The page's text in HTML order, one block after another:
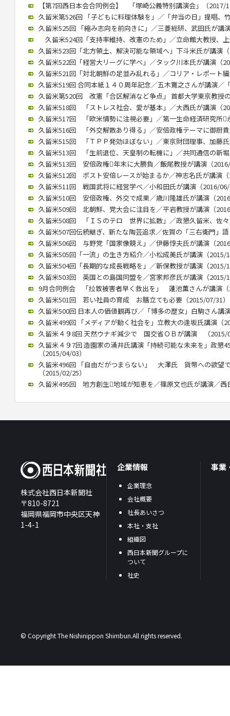
【第7回西日本会合同例会】 「塚崎公義特別講演会」（2017/
久留米第526回 「子どもに料理体験を」／「弁当の日」提唱、
久留米525回 「縮み志向を前向きに」／三菱総研、武田氏が講
久留米524回「支持率維持、改憲のため」／立命館大教授、
久留米523回「北方領土、解決可能な領域へ」下斗米氏が講演
久留米522回「経営大リーグに学べ」／タック川本氏が講演（
久留米521回「対北朝鮮の足並み乱れる」／コリア・レポート
久留米519回 合同本紙１４０周年記念／五木寛之さんが講演／
久留米第520回 改憲「合区解消など争点」 首都大学東京教授
久留米518回 「ストレス社会、愛が基本」／大西氏が講演（
久留米517回 「欧米情勢に注視必要」／第一生命経済研究所
久留米516回 「外交解散あり得る」／安倍政権テーマに御厨
久留米515回 「ＴＰＰ発効ほぼない」／東京財団理事、加藤
久留米513回 「生前退位、天皇制の転機に」／共同通信の新
久留米513回 安倍政権年末に大勝負／飯尾教授が講演（
久留米512回 ポスト安倍レースが始まるか／神志名氏が講演
久留米511回 戦国武将に経営学べ／小和田氏が講演（2016/
久留米510回 安倍政権、外交で成果／歳川隆雄氏が講演（
久留米509回 北朝鮮、党大会に注目を／平岩教授が講演（
久留米508回 「ＩＳのテロ 世界に拡散」／政懇久留米、佐
久留米507回伝統継ぎ、新たな陶芸追求／佐賀の「三右衛門」
久留米506回 与野党「国家像競え」／伊藤惇夫氏が講演（
久留米505回「一流」の生き方紹介／小松成美氏が講演（2015/
久留米504回「長期的な成長戦略を」／新保教授が講演（2015/
久留米503回 英国との島国同盟を／宮家邦彦氏が講演（2015/
9月合同例会 「拉致被害者早く救出を」 蓮池薫さんが講演
久留米501回 若い社員の育成 お膳立ても必要（2015/07/31）
久留米500回 日本人の価値観再び／「博多の歴女」白駒さん
久留米499回 「メディアが動く社会を」立教大の逢坂氏講演（
久留米４９8回 天然ウナギ減少で 国交省ＯＢが講演 （2015/
久留米４９7回 造園家の涌井氏講演「持続可能な未来を」政懇
（2015/04/03）
久留米496回 「自由だがつまらない」 大澤氏 貨幣への欲望
（2015/02/25）
久留米495回 地方創生地域が知恵を／篠原文也氏が講演／西
株式会社西日本新聞社
〒810-8721
福岡県福岡市中央区天神
1-4-1
企業情報
企業理念
会社概要
社長あいさつ
本社・支社
組織図
西日本新聞グループに
ついて
社史
事業
© Copyright The Nishinippon Shimbun.All rights reserved.